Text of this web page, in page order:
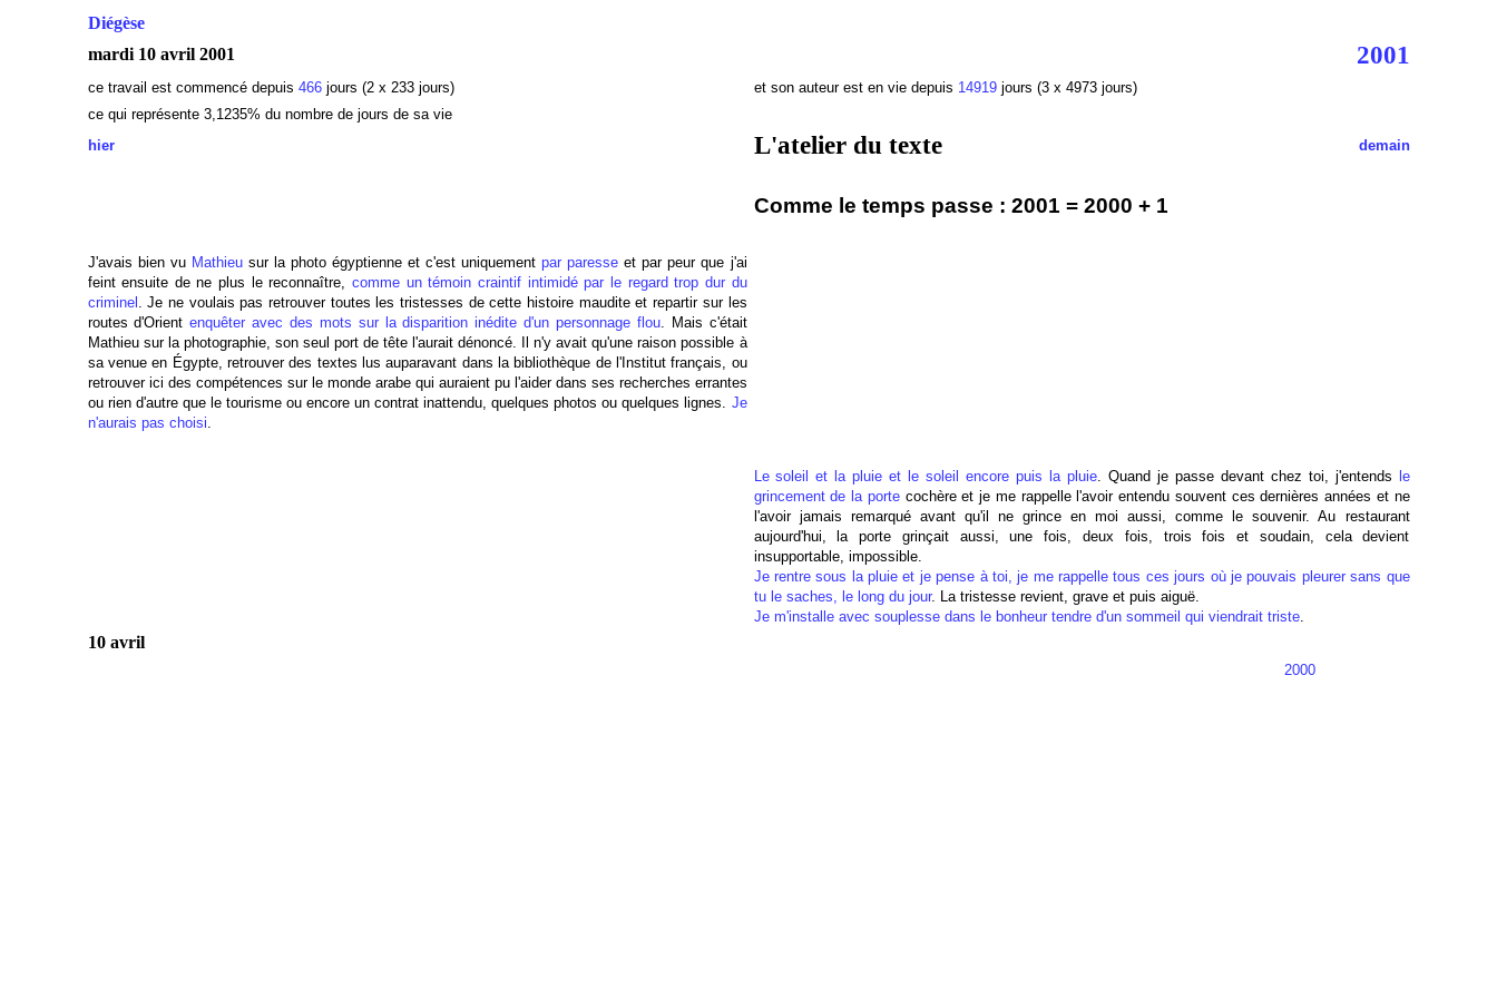
Diégèse
mardi 10 avril 2001
2001
ce travail est commencé depuis 466jours (2 x 233 jours) et son auteur est en vie depuis 14919jours (3 x 4973 jours)
ce qui représente 3,1235% du nombre de jours de sa vie
hier
L'atelier du texte demain
Comme le temps passe : 2001 = 2000 + 1
J'avais bien vu Mathieusur la photo égyptienne et c'est uniquementpar paresse et par peur que j'ai
feint ensuite de ne plus le reconnaître,comme un témoin craintif intimidé par le regard trop dur du
criminel . Je ne voulais pas retrouver toutes les tristesses de cette histoire maudite et repartir sur les
routes d'Orientenquêter avec des mots sur la disparition inédite d'un personnage flou. Mais c'était
Mathieu sur la photographie, son seul port de tête l'aurait dénoncé. Il n'y avait qu'une raison possible à
sa venue en Égypte, retrouver des textes lus auparavant dans la bibliothèque de l'Institut français, ou
retrouver ici des compétences sur le monde arabe qui auraient pu l'aider dans ses recherches errantes
ou rien d'autre que le tourisme ou encore un contrat inattendu, quelques photos ou quelques lignes. Je
n'aurais pas choisi.
Le soleil et la pluie et le soleil encore puis la pluie. Quand je passe devant chez toi, j'entends
le
grincement de la portecochère et je me rappelle l'avoir entendu souvent ces dernières années et ne
l'avoir jamais remarqué avant qu'il ne grince en moi aussi, comme le souvenir. Au restaurant
aujourd'hui, la porte grinçait aussi, une fois, deux fois, trois fois et soudain, cela devient
insupportable, impossible.
Je rentre sous la pluie et je pense à toi, je me rappelle tous ces jours où je pouvais pleurer sans que
tu le saches, le long du jour. La tristesse revient, grave et puis aiguë.
Je m'installe avec souplesse dans le bonheur tendre d'un sommeil qui viendrait triste.
10 avril
2000